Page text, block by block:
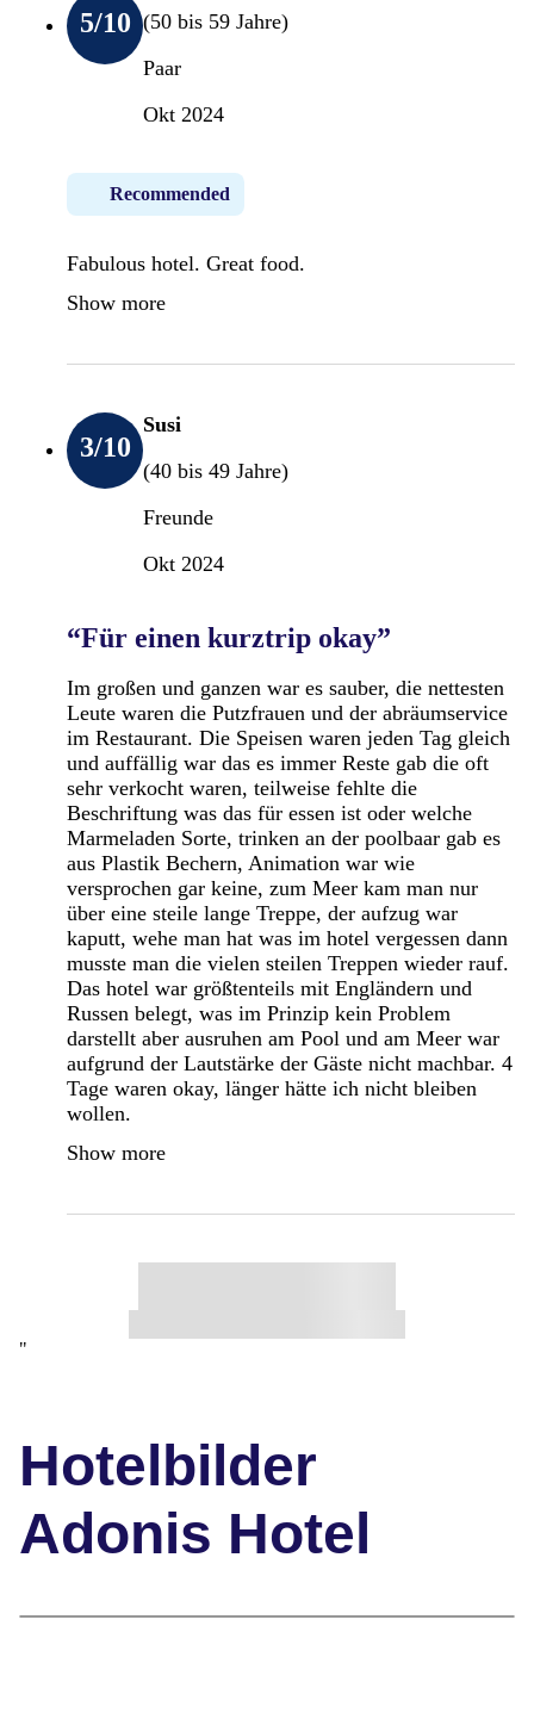
5/10 (50 bis 59 Jahre)
Paar
Okt 2024
Recommended
Fabulous hotel. Great food.
Show more
3/10
Susi
(40 bis 49 Jahre)
Freunde
Okt 2024
“Für einen kurztrip okay”
Im großen und ganzen war es sauber, die nettesten
Leute waren die Putzfrauen und der abräumservice
im Restaurant. Die Speisen waren jeden Tag gleich
und auffällig war das es immer Reste gab die oft
sehr verkocht waren, teilweise fehlte die
Beschriftung was das für essen ist oder welche
Marmeladen Sorte, trinken an der poolbaar gab es
aus Plastik Bechern, Animation war wie
versprochen gar keine, zum Meer kam man nur
über eine steile lange Treppe, der aufzug war
kaputt, wehe man hat was im hotel vergessen dann
musste man die vielen steilen Treppen wieder rauf.
Das hotel war größtenteils mit Engländern und
Russen belegt, was im Prinzip kein Problem
darstellt aber ausruhen am Pool und am Meer war
aufgrund der Lautstärke der Gäste nicht machbar. 4
Tage waren okay, länger hätte ich nicht bleiben
wollen.
Show more
"
Hotelbilder
Adonis Hotel